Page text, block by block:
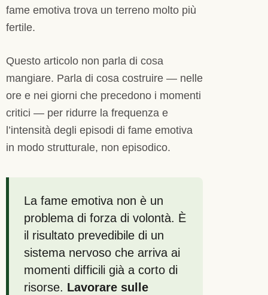
fame emotiva trova un terreno molto più
fertile.
Questo articolo non parla di cosa
mangiare. Parla di cosa costruire — nelle
ore e nei giorni che precedono i momenti
critici — per ridurre la frequenza e
l’intensità degli episodi di fame emotiva
in modo strutturale, non episodico.
La fame emotiva non è un
problema di forza di volontà. È
il risultato prevedibile di un
sistema nervoso che arriva ai
momenti difficili già a corto di
risorse. Lavorare sulle